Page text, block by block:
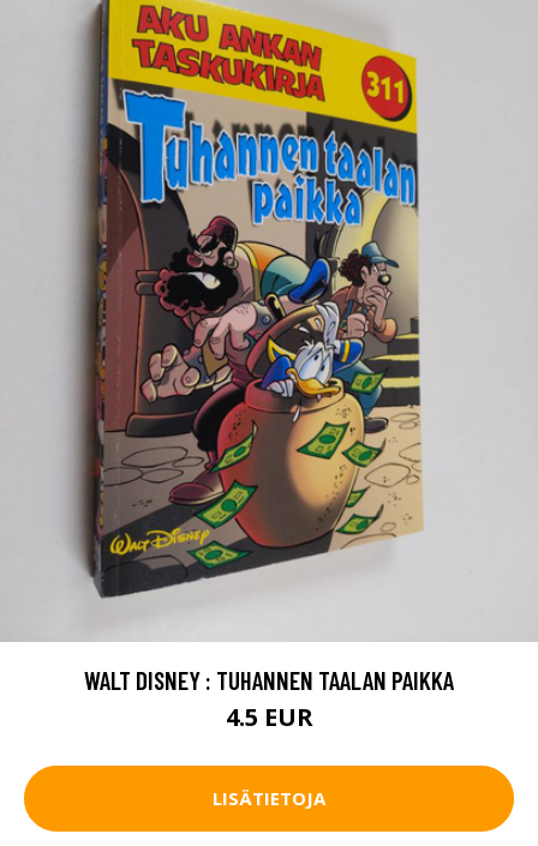
WALT DISNEY : TUHANNEN TAALAN PAIKKA
4.5 EUR
LISÄTIETOJA